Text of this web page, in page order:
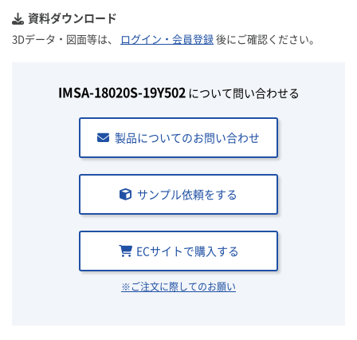
資料ダウンロード
3Dデータ・図面等は、 ログイン・会員登録後にご確認ください。
IMSA-18020S-19Y502について問い合わせる
製品についてのお問い合わせ
サンプル依頼をする
ECサイトで購入する
※ご注文に際してのお願い